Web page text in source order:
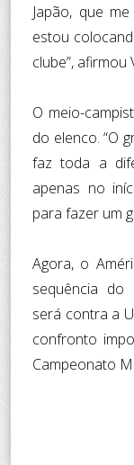
Japão, que
estou
clube”, afirmou
O meio-
do elenco. “O
faz toda a
apenas no
para fazer um
Agora, o
sequência do
será contra a
confronto
Campeonato